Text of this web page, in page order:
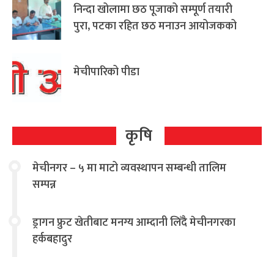
निन्दा खोलामा छठ पूजाको सम्पूर्ण तयारी
पुरा, पटका रहित छठ मनाउन आयोजकको
मेचीपारिको पीडा
कृषि
मेचीनगर – ५ मा माटो व्यवस्थापन सम्बन्धी तालिम
सम्पन्न
ड्रागन फ्रुट खेतीबाट मनग्य आम्दानी लिँदै मेचीनगरका
हर्कबहादुर